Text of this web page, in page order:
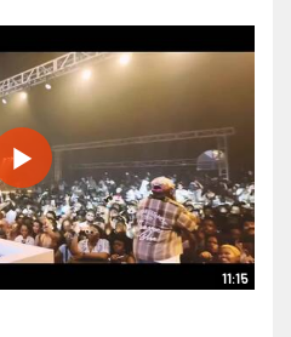
11:15